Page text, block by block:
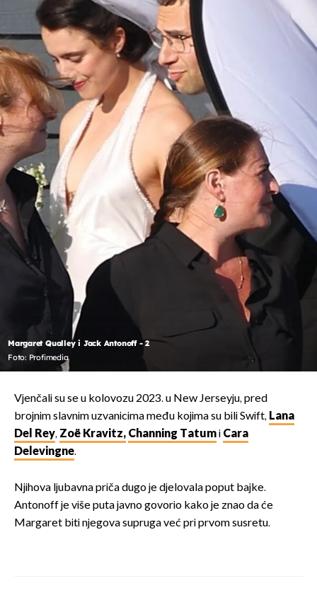
Margaret Qualley i Jack Antonoff - 2
Foto: Profimedia
Vjenčali su se u kolovozu 2023. u New Jerseyju, pred
brojnim slavnim uzvanicima među kojima su bili Swift, Lana
Del Rey, Zoë Kravitz, Channing Tatumi Cara
Delevingne.
Njihova ljubavna priča dugo je djelovala poput bajke.
Antonoff je više puta javno govorio kako je znao da će
Margaret biti njegova supruga već pri prvom susretu.